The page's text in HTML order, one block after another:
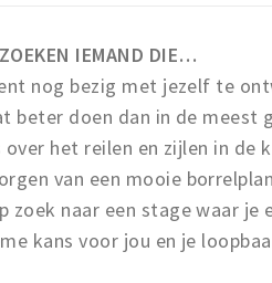
IEMAND DIE…
nog bezig met jezelf te
beter doen dan in de meest
over het reilen en zijlen in de
van een mooie
zoek naar een stage waar
kans voor jou en je